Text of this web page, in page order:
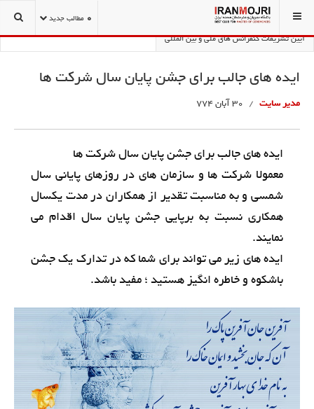
0 مطالب جدید شما اینجا هستید:
تشریفات و تشکیلات کنفرانس
آیین تشریفات کنفرانس های ملی و بین المللی
ایده های جالب برای جشن پایان سال شرکت ها
مدیر سایت 30 آبان 774
ایده های جالب برای جشن پایان سال شرکت ها
معمولا شرکت ها و سازمان های در روزهای پایانی سال
شمسی و به مناسبت تقدیر از همکاران در مدت یکسال
همکاری نسبت به برپایی جشن پایان سال اقدام می
نمایند.
ایده های زیر می تواند برای شما که در تدارک یک جشن
باشکوه و خاطره انگیز هستید ؛ مفید باشد.